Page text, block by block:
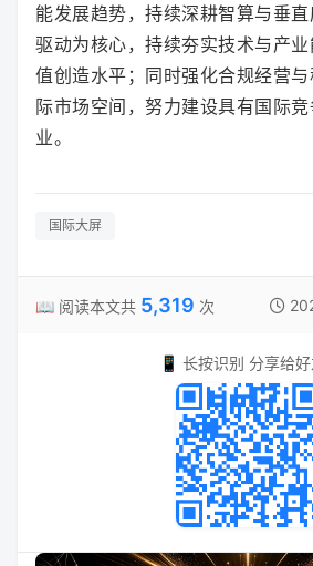
能发展趋势，持续深耕智算与垂
驱动为核心，持续夯实技术与产
值创造水平；同时强化合规经营
际市场空间，努力建设具有国际
业。
国际大屏
📖 阅读本文共 5,319 次
📱 长按识别 分享给